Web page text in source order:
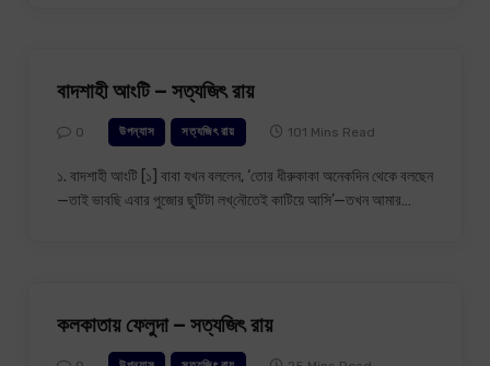
বাদশাহী আংটি – সত্যজিৎ রায়
0 উপন্যাস সত্যজিৎ রায় 101 Mins Read
১. বাদশাহী আংটি [১] বাবা যখন বললেন, ‘তোর ধীরুকাকা অনেকদিন থেকে বলছেন
—তাই ভাবছি এবার পুজোর ছুটিটা লখ্‌নৌতেই কাটিয়ে আসি’—তখন আমার…
কলকাতায় ফেলুদা – সত্যজিৎ রায়